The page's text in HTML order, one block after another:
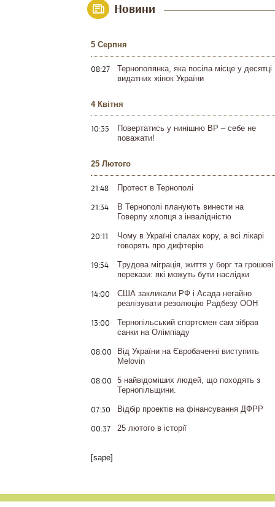
Новини
5 Серпня
08:27
Тернополянка, яка посіла місце у десятці
видатних жінок України
4 Квітня
10:35
Повертатись у нинішню ВР – себе не
поважати!
25 Лютого
21:48 Протест в Тернополі
21:34
В Тернополі планують винести на
Говерлу хлопця з інвалідністю
20:11
Чому в Україні спалах кору, а всі лікарі
говорять про дифтерію
19:54
Tрудова міграція, життя у борг та грошові
перекази: які можуть бути наслідки
14:00
США закликали РФ і Асада негайно
реалізувати резолюцію Радбезу ООН
13:00
Тернопільський спортсмен сам зібрав
санки на Олімпіаду
08:00
Від України на Євробаченні виступить
Melovin
08:00
5 найвідоміших людей, що походять з
Тернопільщини.
07:30 Відбір проектів на фінансування ДФРР
00:37 25 лютого в історії
[sape]